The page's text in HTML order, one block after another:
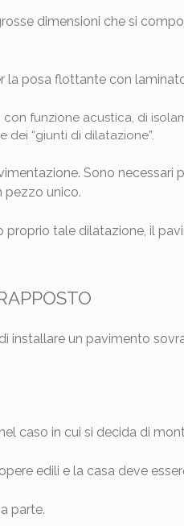
dimensioni che si
la posa flottante con
funzione acustica, di
dei “giunti di dilatazione”.
Sono
pezzo unico.
tale dilatazione, il
installare un pavimento
caso in cui si decida di
edili e la casa deve
parte.